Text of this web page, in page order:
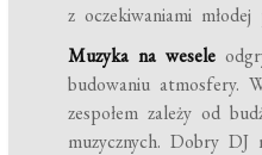
z oczekiwaniami młodej
Muzyka na wesele
budowaniu atmosfery.
zespołem zależy od
muzycznych. Dobry DJ